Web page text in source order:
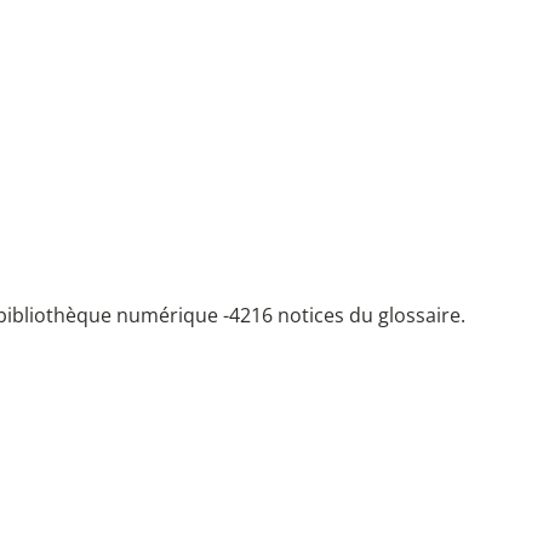
numérique -4216 notices du glossaire.